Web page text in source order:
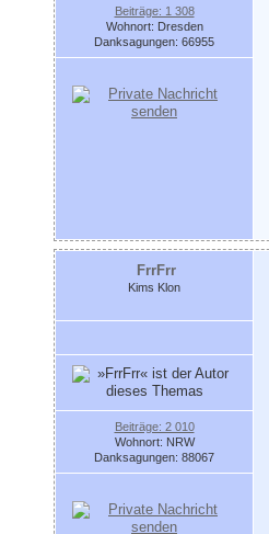
Beiträge: 1 308
Wohnort: Dresden
Danksagungen: 66955
FrrFrr
Kims Klon
Beiträge: 2 010
Wohnort: NRW
Danksagungen: 88067